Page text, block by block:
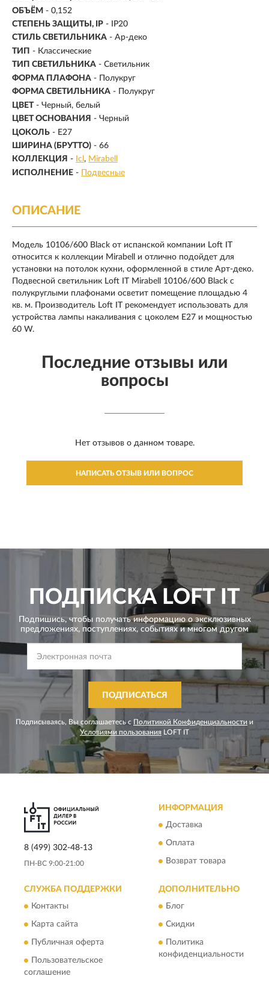
ОБЪЁМ - 0,152
СТЕПЕНЬ ЗАЩИТЫ, IP - IP20
СТИЛЬ СВЕТИЛЬНИКА - Ар-деко
ТИП - Классические
ТИП СВЕТИЛЬНИКА - Светильник
ФОРМА ПЛАФОНА - Полукруг
ФОРМА СВЕТИЛЬНИКА - Полукруг
ЦВЕТ - Черный, белый
ЦВЕТ ОСНОВАНИЯ - Черный
ЦОКОЛЬ - E27
ШИРИНА (БРУТТО) - 66
КОЛЛЕКЦИЯ - Icl
Mirabell
ИСПОЛНЕНИЕ - Подвесные
ОПИСАНИЕ
Модель 10106/600 Black от испанской компании Loft IT
относится к коллекции Mirabell и отлично подойдет для
установки на потолок кухни, оформленной в стиле Арт-деко.
Подвесной светильник Loft IT Mirabell 10106/600 Black с
полукруглыми плафонами осветит помещение площадью 4
кв. м. Производитель Loft IT рекомендует использовать для
устройства лампы накаливания с цоколем E27 и мощностью
60 W.
Последние отзывы или
вопросы
Нет отзывов о данном товаре.
НАПИСАТЬ ОТЗЫВ ИЛИ ВОПРОС
ПОДПИСКА LOFT IT
Подпишись, чтобы получать информацию о эксклюзивных
предложениях, поступлениях, событиях и многом другом
ПОДПИСАТЬСЯ
Подписываясь, Вы соглашаетесь с Политикой Конфиденциальности и
Условиями пользования LOFT IT
8 (499) 302-48-13
ПН-ВС 9:00-21:00
ИНФОРМАЦИЯ
Доставка
Оплата
Возврат товара
СЛУЖБА ПОДДЕРЖКИ
Контакты
Карта сайта
Публичная оферта
Пользовательское
соглашение
ДОПОЛНИТЕЛЬНО
Блог
Скидки
Политика
конфиденциальности